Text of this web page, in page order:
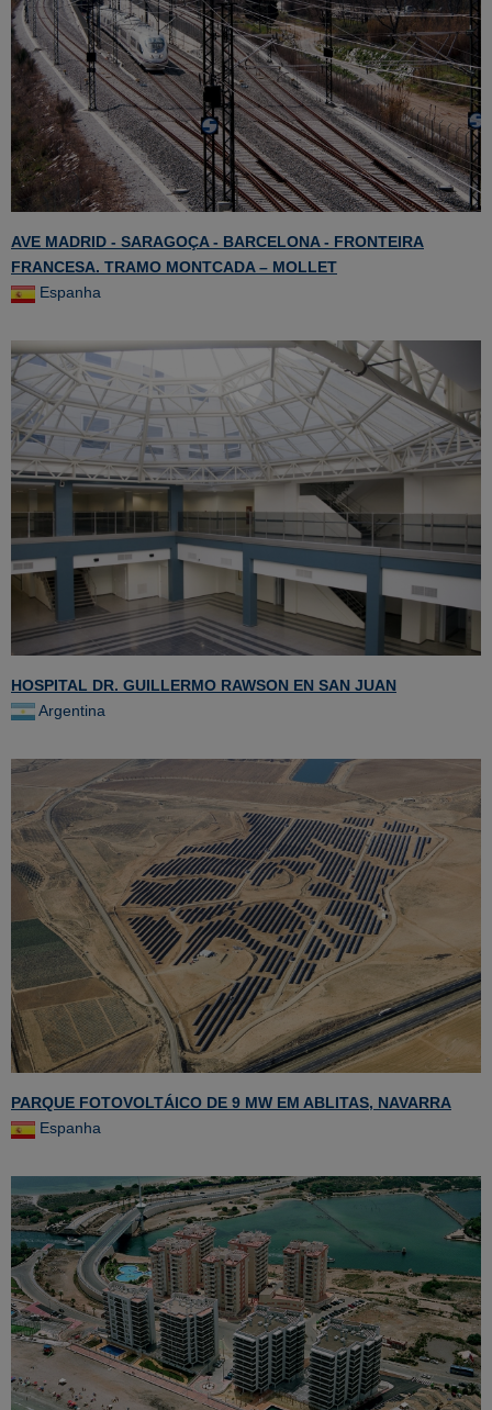
AVE MADRID - SARAGOÇA - BARCELONA - FRONTEIRA
FRANCESA. TRAMO MONTCADA – MOLLET
Espanha
HOSPITAL DR. GUILLERMO RAWSON EN SAN JUAN
Argentina
PARQUE FOTOVOLTÁICO DE 9 MW EM ABLITAS, NAVARRA
Espanha